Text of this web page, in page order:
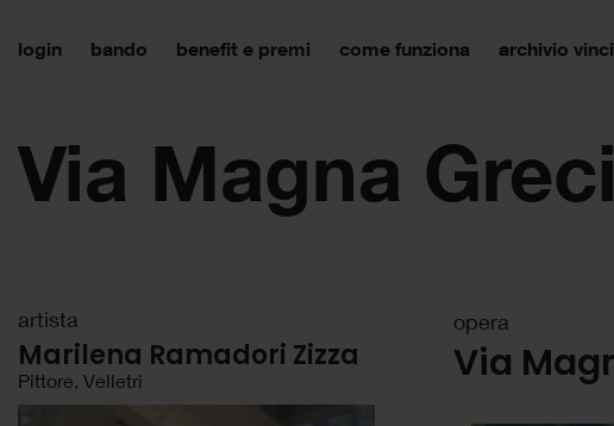
login bando benefit e premi come funziona archivio
Via Magna
opera
Via
artista
Marilena Ramadori Zizza
Pittore, Velletri